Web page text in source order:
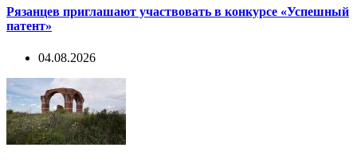
Рязанцев приглашают участвовать в конкурсе «Успешный
патент»
04.08.2026